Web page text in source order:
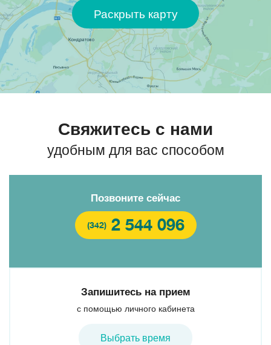
Раскрыть карту
Свяжитесь с нами
удобным для вас способом
Позвоните сейчас
(342) 2 544 096
Запишитесь на прием
с помощью личного кабинета
Выбрать время